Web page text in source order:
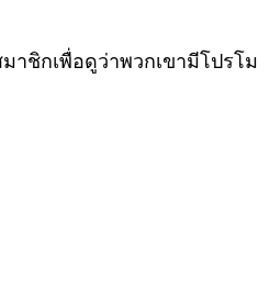
าชิกเพื่อดูว่าพวกเขามีโปรโม